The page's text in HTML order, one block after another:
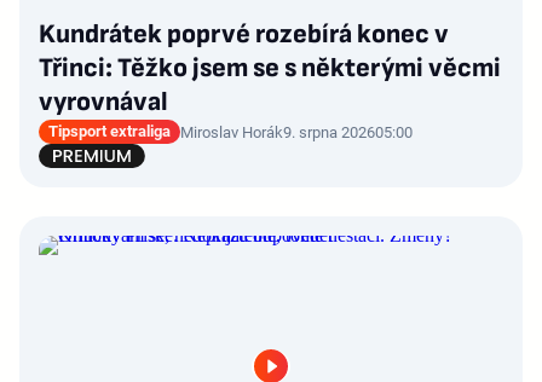
Kundrátek poprvé rozebírá konec v
Třinci: Těžko jsem se s některými věcmi
vyrovnával
Tipsport extraliga Miroslav Horák9. srpna 202605:00